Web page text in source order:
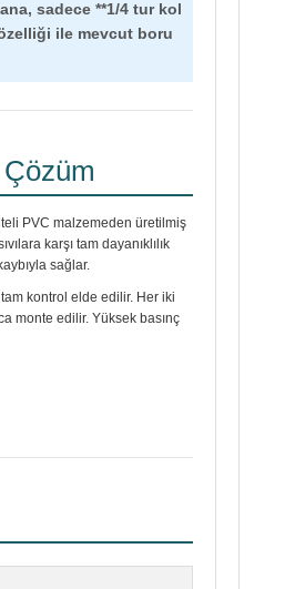
sadece **1/4 tur kol
ile mevcut boru
PVC malzemeden üretilmiş
karşı tam dayanıklılık
sağlar.
kontrol elde edilir. Her iki
monte edilir. Yüksek basınç